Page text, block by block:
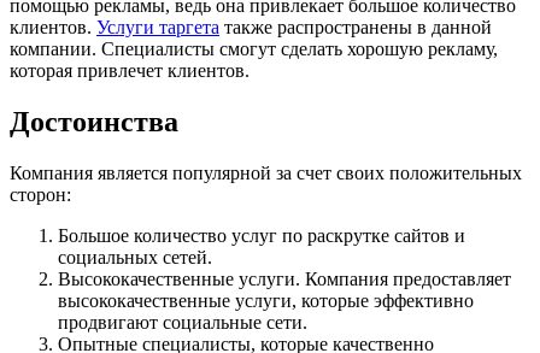
помощью рекламы, ведь она привлекает большое количество
клиентов. Услуги таргета также распространены в данной
компании. Специалисты смогут сделать хорошую рекламу,
которая привлечет клиентов.
Достоинства
Компания является популярной за счет своих положительных
сторон:
Большое количество услуг по раскрутке сайтов и
социальных сетей.
Высококачественные услуги. Компания предоставляет
высококачественные услуги, которые эффективно
продвигают социальные сети.
Опытные специалисты, которые качественно